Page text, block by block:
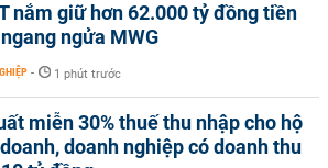
nắm giữ hơn 62.000 tỷ đồng tiền
ngửa MWG
- 1 phút trước
miễn 30% thuế thu nhập cho hộ
doanh nghiệp có doanh thu